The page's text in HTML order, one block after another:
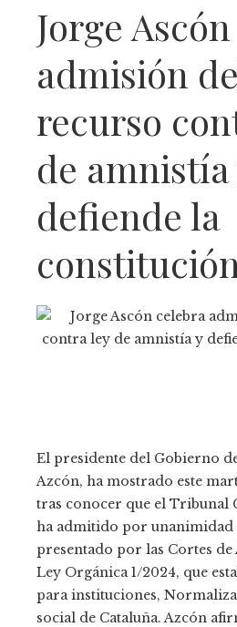
Jorge
admisión
recurso
de amnistía
defiende la
constitución
El presidente del Gobierno
Azcón, ha mostrado este
tras conocer que el Tribunal
ha admitido por unanimidad
presentado por las Cortes
Ley Orgánica 1/2024, que
para instituciones,
social de Cataluña. Azcón